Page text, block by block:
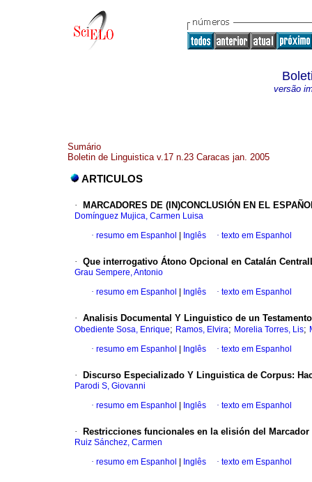
versão
Sumário
Boletin de Linguistica v.17 n.23 Caracas jan. 2005
ARTICULOS
· MARCADORES DE (IN)CONCLUSIÓN EN EL
Domínguez Mujica, Carmen Luisa
· resumo em Espanhol Inglês · texto em Espanhol
· Que interrogativo Átono Opcional en Catalán
Grau Sempere, Antonio
· resumo em Espanhol Inglês · texto em Espanhol
· Analisis Documental Y Linguistico de un
Obediente Sosa, Enrique; Ramos, Elvira; Morelia Torres, Lis;
· resumo em Espanhol Inglês · texto em Espanhol
· Discurso Especializado Y Linguistica de Corpus:
Parodi S, Giovanni
· resumo em Espanhol Inglês · texto em Espanhol
· Restricciones funcionales en la elisión del
Ruiz Sánchez, Carmen
· resumo em Espanhol Inglês · texto em Espanhol